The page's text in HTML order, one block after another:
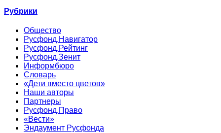
Рубрики
Общество
Русфонд.Навигатор
Русфонд.Рейтинг
Русфонд.Зенит
Информбюро
Словарь
«Дети вместо цветов»
Наши авторы
Партнеры
Русфонд.Право
«Вести»
Эндаумент Русфонда